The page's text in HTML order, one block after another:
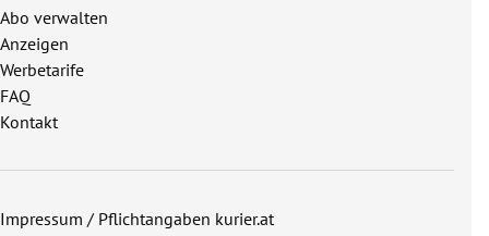
Abo verwalten
Anzeigen
Werbetarife
FAQ
Kontakt
Impressum / Pflichtangaben kurier.at